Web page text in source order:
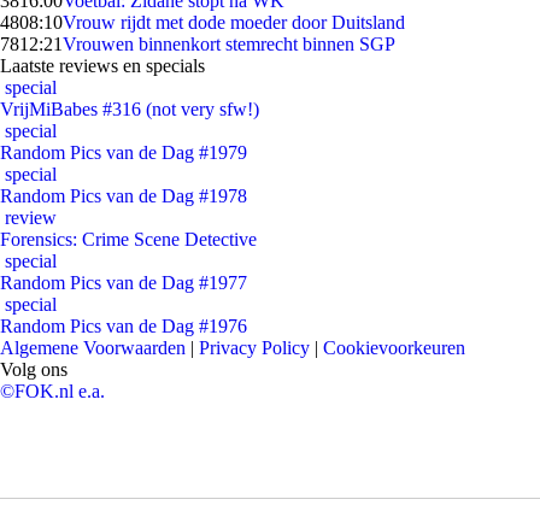
4808:10Vrouw rijdt met dode moeder door Duitsland
7812:21Vrouwen binnenkort stemrecht binnen SGP
Laatste reviews en specials
special
VrijMiBabes #316 (not very sfw!)
special
Random Pics van de Dag #1979
special
Random Pics van de Dag #1978
review
Forensics: Crime Scene Detective
special
Random Pics van de Dag #1977
special
Random Pics van de Dag #1976
Algemene Voorwaarden | Privacy Policy | Cookievoorkeuren
Volg ons
©FOK.nl e.a.